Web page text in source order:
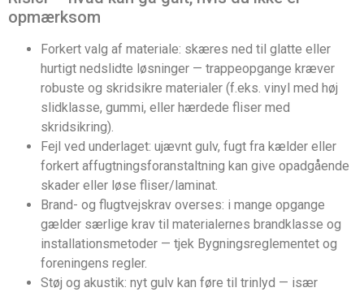
opmærksom
Forkert valg af materiale: skæres ned til glatte eller
hurtigt nedslidte løsninger — trappeopgange kræver
robuste og skridsikre materialer (f.eks. vinyl med høj
slidklasse, gummi, eller hærdede fliser med
skridsikring).
Fejl ved underlaget: ujævnt gulv, fugt fra kælder eller
forkert affugtningsforanstaltning kan give opadgående
skader eller løse fliser/laminat.
Brand- og flugtvejskrav overses: i mange opgange
gælder særlige krav til materialernes brandklasse og
installationsmetoder — tjek Bygningsreglementet og
foreningens regler.
Støj og akustik: nyt gulv kan føre til trinlyd — især